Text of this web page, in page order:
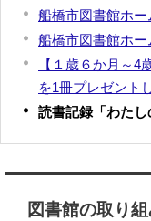
船橋市図書館ホー
船橋市図書館ホー
【１歳６か月～
を1冊プレゼント
読書記録「わたし
図書館の取り